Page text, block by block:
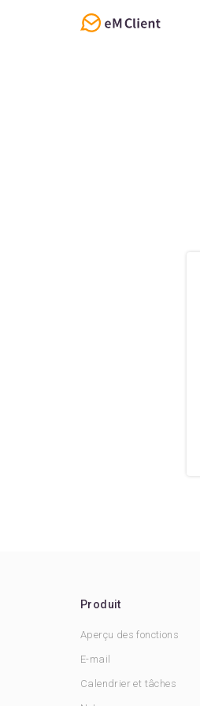
Produit
Aperçu des fonctions
E-mail
Calendrier et tâches